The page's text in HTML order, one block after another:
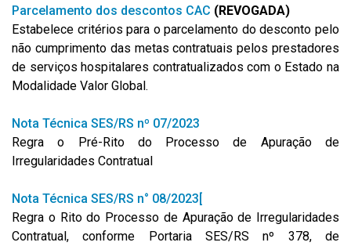
Parcelamento dos descontos CAC (REVOGADA)
Estabelece critérios para o parcelamento do desconto pelo
não cumprimento das metas contratuais pelos prestadores
de serviços hospitalares contratualizados com o Estado na
Modalidade Valor Global.
Nota Técnica SES/RS nº 07/2023
Regra o Pré-Rito do Processo de Apuração de
Irregularidades Contratual
Nota Técnica SES/RS n° 08/2023[
Regra o Rito do Processo de Apuração de Irregularidades
Contratual, conforme Portaria SES/RS nº 378, de